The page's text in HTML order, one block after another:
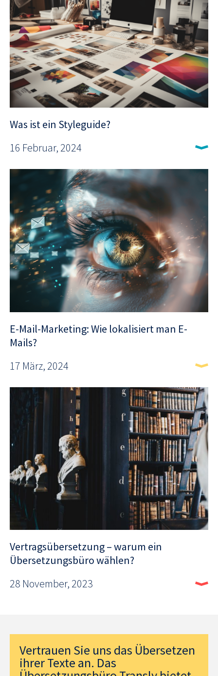
Was ist ein Styleguide?
16 Februar, 2024
E-Mail-Marketing: Wie lokalisiert man E-
Mails?
17 März, 2024
Vertragsübersetzung – warum ein
Übersetzungsbüro wählen?
28 November, 2023
Vertrauen Sie uns das Übersetzen
ihrer Texte an. Das